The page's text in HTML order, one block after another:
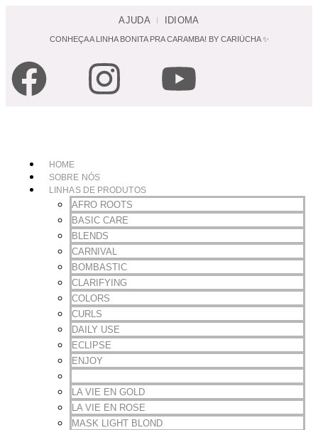
AJUDA IDIOMA
CONHEÇA A LINHA BONITA PRA CARAMBA! BY CARIÚCHA ✨
HOME
SOBRE NÓS
LINHAS DE PRODUTOS
AFRO ROOTS
BASIC CARE
BLENDS
CARNIVAL
BOMBASTIC
CLARIFYING
COLORS
CURLS
DAILY USE
ECLIPSE
ENJOY
LA VIE EN GOLD
LA VIE EN ROSE
MASK LIGHT BLOND